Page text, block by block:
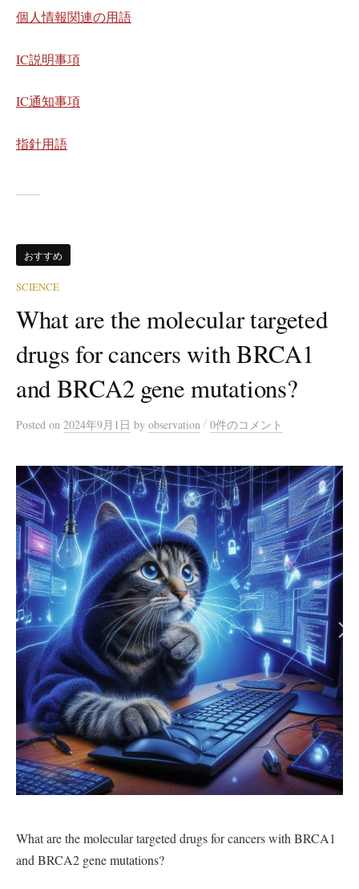
個人情報関連の用語
IC説明事項
IC通知事項
指針用語
おすすめ
SCIENCE
What are the molecular targeted
drugs for cancers with BRCA1
and BRCA2 gene mutations?
Posted on 2024年9月1日 by observation / 0件のコメント
What are the molecular targeted drugs for cancers with BRCA1
and BRCA2 gene mutations?